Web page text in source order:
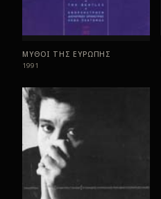
ΜΥΘΟΙ ΤΗΣ ΕΥΡΩΠΗΣ
1991